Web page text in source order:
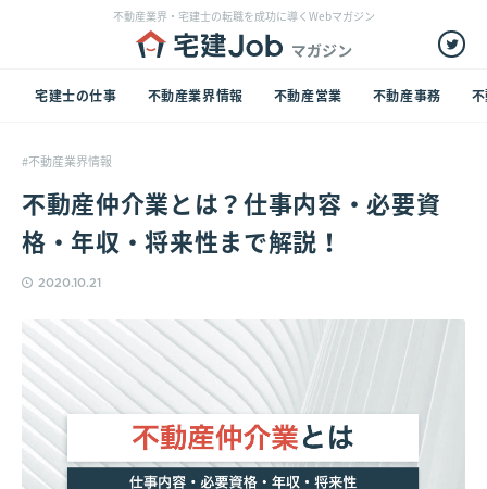
不動産業界・宅建士の転職を成功に導くWebマガジン
宅建士の仕事 不動産業界情報 不動産営業 不動産事務
不動産業界情報
不動産仲介業とは？仕事内容・必要資
格・年収・将来性まで解説！
2020.10.21